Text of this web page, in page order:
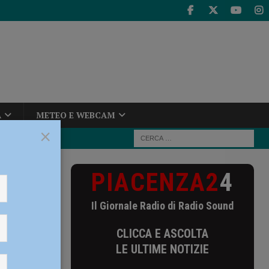
METEO E WEBCAM
Roberto
PIACENZA24
Il Giornale Radio di Radio Sound
CLICCA E ASCOLTA
LE ULTIME NOTIZIE
×